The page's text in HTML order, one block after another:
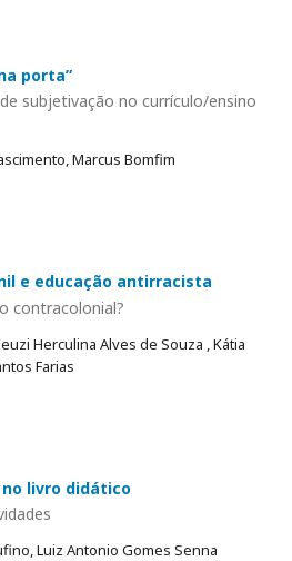
porta”
subjetivação no currículo/ensino
Marcus Bomfim
e educação antirracista
contracolonial?
Herculina Alves de Souza , Kátia
Farias
livro didático
Luiz Antonio Gomes Senna